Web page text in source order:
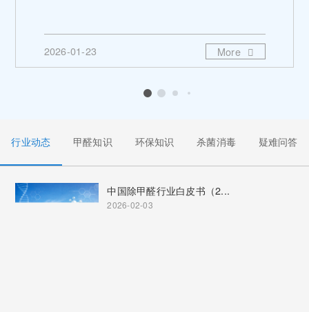
2026-01-23 More
行业动态 甲醛知识 环保知识 杀菌消毒 疑难问答
中国除甲醛行业白皮书（2...
2026-02-03